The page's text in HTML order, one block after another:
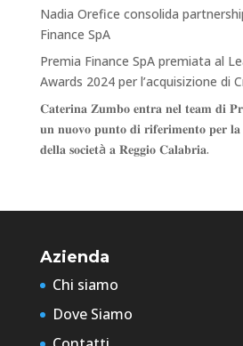
Nadia Orefice consolida
Finance SpA
Premia Finance SpA premiata al
Awards 2024 per l’acquisizione di
𝐂𝐚𝐭𝐞𝐫𝐢𝐧𝐚 𝐙𝐮𝐦𝐛𝐨 𝐞𝐧𝐭𝐫𝐚 𝐧𝐞𝐥 𝐭𝐞𝐚𝐦 𝐝𝐢
𝐮𝐧 𝐧𝐮𝐨𝐯𝐨 𝐩𝐮𝐧𝐭𝐨 𝐝𝐢 𝐫𝐢𝐟𝐞𝐫𝐢𝐦𝐞𝐧𝐭𝐨 𝐩𝐞𝐫 𝐥𝐚
𝐝𝐞𝐥𝐥𝐚 𝐬𝐨𝐜𝐢𝐞𝐭à 𝐚 𝐑𝐞𝐠𝐠𝐢𝐨 𝐂𝐚𝐥𝐚𝐛𝐫𝐢𝐚.
Azienda
Chi siamo
Dove Siamo